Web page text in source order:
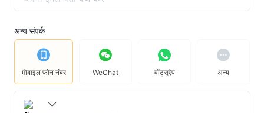
अन्य संपर्क
मोबाइल फोन नंबर WeChat वॉट्स्ऐप अन्य